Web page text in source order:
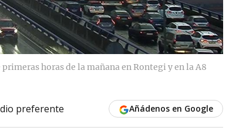
horas de la mañana en Rontegi y en la A8
preferente Añádenos en Google